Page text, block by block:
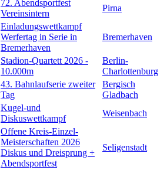
72. Abendsportfest
Vereinsintern
Pirna
Einladungswettkampf
Werfertag in Serie in
Bremerhaven
Bremerhaven
Stadion-Quartett 2026 -
10.000m
Berlin-
Charlottenburg
43. Bahnlaufserie zweiter
Tag
Bergisch
Gladbach
Kugel-und
Diskuswettkampf
Weisenbach
Offene Kreis-Einzel-
Meisterschaften 2026
Diskus und Dreisprung +
Abendsportfest
Seligenstadt